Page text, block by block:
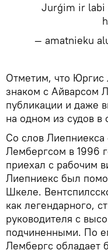
Jurģim ir labi
— amatnieku
​Отметим, что Юргис
знаком с Айварсом
публикации и даже
на одном из судов
Со слов
Лембергсом в 1996
приехал с рабочим
Лиепниекс был
Шкеле.
как легендарного,
руководителя с
подчиненными. По
Лембергс обладает